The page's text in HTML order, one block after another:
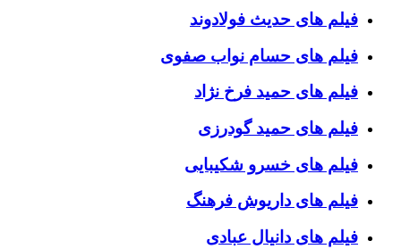
فیلم های حدیث فولادوند
فیلم های حسام نواب صفوی
فیلم های حمید فرخ نژاد
فیلم های حمید گودرزی
فیلم های خسرو شکیبایی
فیلم های داریوش فرهنگ
فیلم های دانیال عبادی